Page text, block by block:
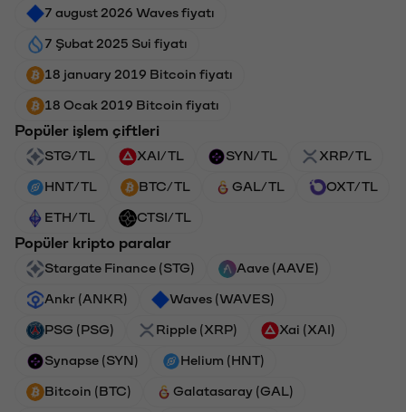
7 august 2026 Waves fiyatı
7 Şubat 2025 Sui fiyatı
18 january 2019 Bitcoin fiyatı
18 Ocak 2019 Bitcoin fiyatı
Popüler işlem çiftleri
STG/TL XAI/TL SYN/TL XRP/TL
HNT/TL BTC/TL GAL/TL OXT/TL
ETH/TL CTSI/TL
Popüler kripto paralar
Stargate Finance (STG) Aave (AAVE)
Ankr (ANKR) Waves (WAVES)
PSG (PSG) Ripple (XRP) Xai (XAI)
Synapse (SYN) Helium (HNT)
Bitcoin (BTC) Galatasaray (GAL)